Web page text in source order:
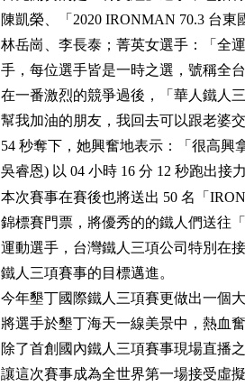
陳凱榮、「2020 IRONMAN 70.3 台
林岳崗、李長泰；菁英女選手：「全
手，每位選手皆是一時之選，號稱全
在一番激烈的競爭過後，「華人鐵人
幫我加油的朋友，我回去可以跟老婆
54 秒奪下，她興奮地表示：「很高
吳睿恩) 以 04 小時 16 分 12 秒跑出接
本次賽事在賽後也將送出 50 名「
錦標賽門票，將優秀的的鐵人們送往
運動選手，台灣鐵人三項公司特別在
鐵人三項賽事的目標邁進。
今年墾丁國際鐵人三項賽更做出一個
將選手於墾丁海天一線美景中，熱血
除了首創國內鐵人三項賽事現場直播
讓這次賽事成為全世界第一場接受虛